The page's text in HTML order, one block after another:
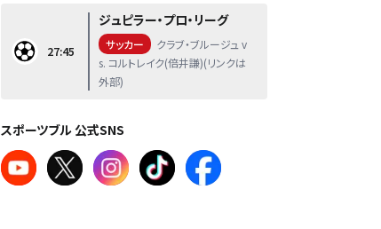
27:45
ジュピラー・プロ・リーグ
サッカー
クラブ・ブルージュ v
s. コルトレイク(倍井謙)(リンクは
外部)
スポーツブル 公式SNS